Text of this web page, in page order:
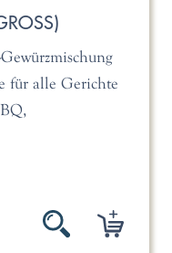
für alle Gerichte